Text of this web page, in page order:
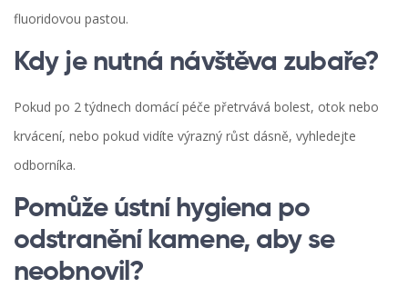
fluoridovou pastou.
Kdy je nutná návštěva zubaře?
Pokud po 2 týdnech domácí péče přetrvává bolest, otok nebo
krvácení, nebo pokud vidíte výrazný růst dásně, vyhledejte
odborníka.
Pomůže ústní hygiena po
odstranění kamene, aby se
neobnovil?